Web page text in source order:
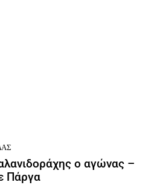
ο αγώνας –
Πάργα